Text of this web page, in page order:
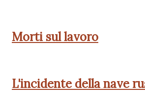
Morti sul lavoro
L'incidente della nave